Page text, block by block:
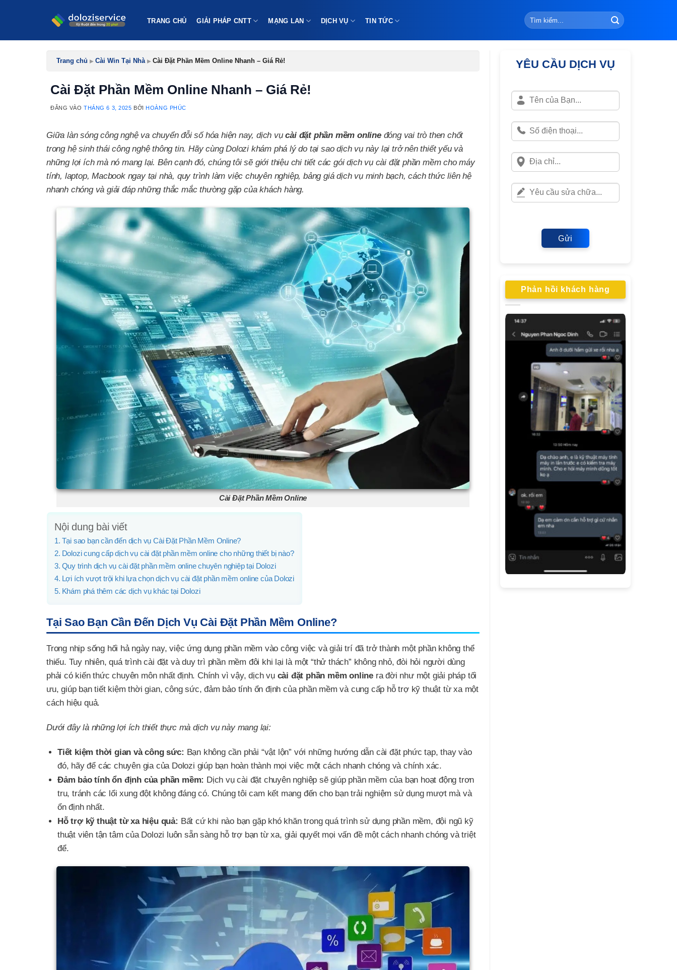
TRANG CHỦ GIẢI PHÁP CNTT MẠNG LAN DỊCH VỤ TIN TỨC
Trang chủ ▸ Cài Win Tại Nhà▸ Cài Đặt Phần Mềm Online Nhanh – Giá Rẻ!
Cài Đặt Phần Mềm Online Nhanh – Giá Rẻ!
ĐĂNG VÀOTHÁNG 6 3, 2025 BỞIHOÀNG PHÚC
Giữa làn sóng công nghệ va chuyển đỗi số hóa hiện nay, dịch vụcài đặt phần mềm onlineđóng vai trò then chốt
trong hệ sinh thái công nghệ thông tin. Hãy cùng Dolozi khám phá lý do tại sao dịch vụ này lại trở nên thiết yếu và
những lợi ích mà nó mang lại. Bên cạnh đó, chúng tôi sẽ giới thiệu chi tiết các gói dịch vụ cài đặt phần mềm cho máy
tính, laptop, Macbook ngay tại nhà, quy trình làm việc chuyên nghiệp, bảng giá dịch vụ minh bạch, cách thức liên hệ
nhanh chóng và giải đáp những thắc mắc thường gặp của khách hàng.
Cài Đặt Phần Mềm Online
Nội dung bài viết
Tại sao bạn cần đến dịch vụ Cài Đặt Phần Mềm Online?
Dolozi cung cấp dịch vụ cài đặt phần mềm online cho những thiết bị nào?
Quy trình dịch vụ cài đặt phần mềm online chuyên nghiệp tại Dolozi
Lợi ích vượt trội khi lựa chọn dịch vụ cài đặt phần mềm online của Dolozi
Khám phá thêm các dịch vụ khác tại Dolozi
Tại Sao Bạn Cần Đến Dịch Vụ Cài Đặt Phần Mềm Online?
Trong nhịp sống hối hả ngày nay, việc ứng dụng phần mềm vào công việc và giải trí đã trở thành một phần không thể
thiếu. Tuy nhiên, quá trình cài đặt và duy trì phần mềm đôi khi lại là một “thử thách” không nhỏ, đòi hỏi người dùng
phải có kiến thức chuyên môn nhất định. Chính vì vậy, dịch vụ cài đặt phần mềm online ra đời như một giải pháp tối
ưu, giúp bạn tiết kiệm thời gian, công sức, đảm bảo tính ổn định của phần mềm và cung cấp hỗ trợ kỹ thuật từ xa một
cách hiệu quả.
Dưới đây là những lợi ích thiết thực mà dịch vụ này mang lại:
Tiết kiệm thời gian và công sức: Bạn không cần phải “vật lộn” với những hướng dẫn cài đặt phức tạp, thay vào
đó, hãy để các chuyên gia của Dolozi giúp bạn hoàn thành mọi việc một cách nhanh chóng và chính xác.
Đảm bảo tính ổn định của phần mềm: Dịch vụ cài đặt chuyên nghiệp sẽ giúp phần mềm của bạn hoạt động trơn
tru, tránh các lổi xung đột không đáng có. Chúng tôi cam kết mang đến cho bạn trải nghiệm sử dụng mượt mà và
ổn định nhất.
Hỗ trợ kỹ thuật từ xa hiệu quả: Bất cứ khi nào bạn gặp khó khăn trong quá trình sử dụng phần mềm, đội ngũ kỹ
thuật viên tận tâm của Dolozi luôn sẵn sàng hỗ trợ bạn từ xa, giải quyết mọi vấn đề một cách nhanh chóng và triệt
để.
YÊU CẦU DỊCH VỤ
Gửi
Phản hồi khách hàng